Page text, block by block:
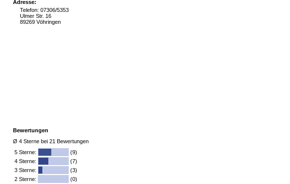
Adresse:
Telefon: 07306/5353
Ulmer Str. 16
89269 Vöhringen
Bewertungen
Ø 4 Sterne bei 21 Bewertungen
5 Sterne:
(9)
4 Sterne:
(7)
3 Sterne:
(3)
2 Sterne:
(0)